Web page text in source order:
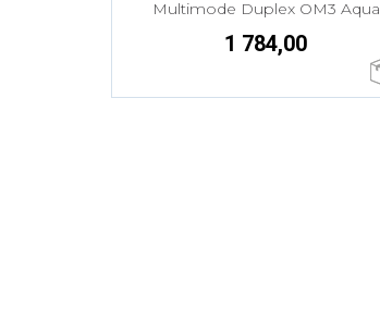
Multimode Duplex OM3 Aqua
1 784,00